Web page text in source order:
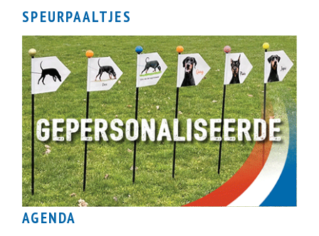
SPEURPAALTJES
AGENDA